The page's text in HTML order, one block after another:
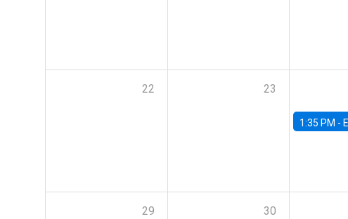
22 23
1:35 PM -
29 30